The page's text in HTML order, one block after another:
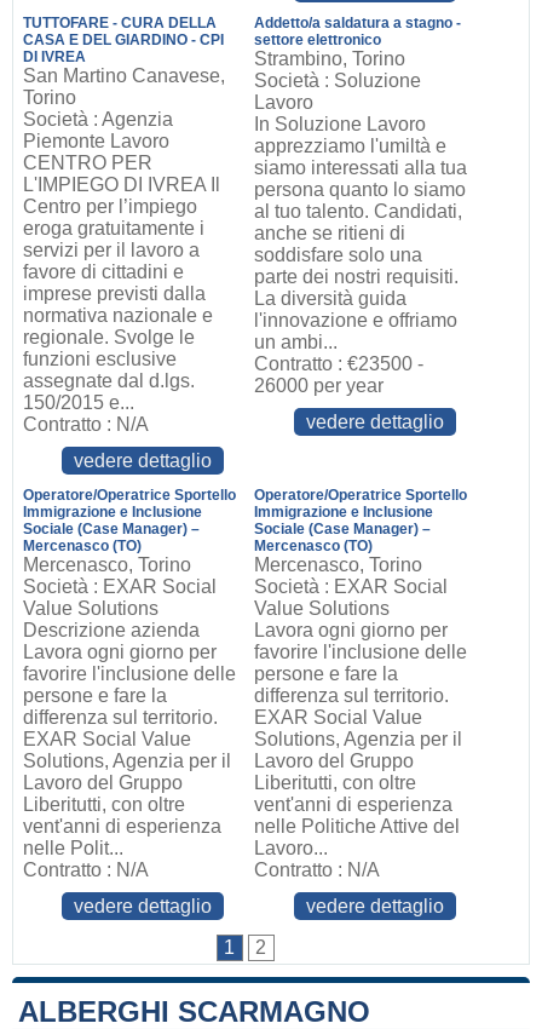
TUTTOFARE - CURA DELLA
CASA E DEL GIARDINO - CPI
DI IVREA
San Martino Canavese,
Torino
Società : Agenzia
Piemonte Lavoro
CENTRO PER
L'IMPIEGO DI IVREA Il
Centro per l’impiego
eroga gratuitamente i
servizi per il lavoro a
favore di cittadini e
imprese previsti dalla
normativa nazionale e
regionale. Svolge le
funzioni esclusive
assegnate dal d.lgs.
150/2015 e...
Contratto : N/A
vedere dettaglio
Addetto/a saldatura a stagno -
settore elettronico
Strambino, Torino
Società : Soluzione
Lavoro
In Soluzione Lavoro
apprezziamo l'umiltà e
siamo interessati alla tua
persona quanto lo siamo
al tuo talento. Candidati,
anche se ritieni di
soddisfare solo una
parte dei nostri requisiti.
La diversità guida
l'innovazione e offriamo
un ambi...
Contratto : €23500 -
26000 per year
vedere dettaglio
Operatore/Operatrice Sportello
Immigrazione e Inclusione
Sociale (Case Manager) –
Mercenasco (TO)
Mercenasco, Torino
Società : EXAR Social
Value Solutions
Descrizione azienda
Lavora ogni giorno per
favorire l'inclusione delle
persone e fare la
differenza sul territorio.
EXAR Social Value
Solutions, Agenzia per il
Lavoro del Gruppo
Liberitutti, con oltre
vent'anni di esperienza
nelle Polit...
Contratto : N/A
vedere dettaglio
Operatore/Operatrice Sportello
Immigrazione e Inclusione
Sociale (Case Manager) –
Mercenasco (TO)
Mercenasco, Torino
Società : EXAR Social
Value Solutions
Lavora ogni giorno per
favorire l'inclusione delle
persone e fare la
differenza sul territorio.
EXAR Social Value
Solutions, Agenzia per il
Lavoro del Gruppo
Liberitutti, con oltre
vent'anni di esperienza
nelle Politiche Attive del
Lavoro...
Contratto : N/A
vedere dettaglio
1
2
ALBERGHI SCARMAGNO